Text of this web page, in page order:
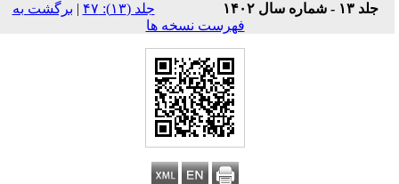
جلد ۱۳ - شماره سال ۱۴۰۲ ‫جلد (۱۳): ۴۷ | برگشت به
فهرست نسخه ها